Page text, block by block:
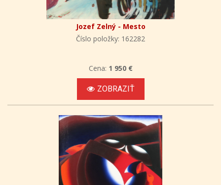
Jozef Zelný - Mesto
Číslo položky: 162282
Cena: 1 950 €
ZOBRAZIŤ